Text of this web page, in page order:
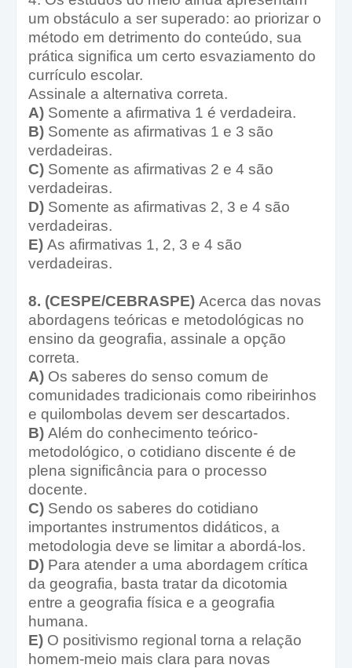
um obstáculo a ser superado: ao priorizar o
método em detrimento do conteúdo, sua
prática significa um certo esvaziamento do
currículo escolar.
Assinale a alternativa correta.
A) Somente a afirmativa 1 é verdadeira.
B) Somente as afirmativas 1 e 3 são
verdadeiras.
C) Somente as afirmativas 2 e 4 são
verdadeiras.
D) Somente as afirmativas 2, 3 e 4 são
verdadeiras.
E) As afirmativas 1, 2, 3 e 4 são
verdadeiras.
8. (CESPE/CEBRASPE) Acerca das novas
abordagens teóricas e metodológicas no
ensino da geografia, assinale a opção
correta.
A) Os saberes do senso comum de
comunidades tradicionais como ribeirinhos
e quilombolas devem ser descartados.
B) Além do conhecimento teórico-
metodológico, o cotidiano discente é de
plena significância para o processo
docente.
C) Sendo os saberes do cotidiano
importantes instrumentos didáticos, a
metodologia deve se limitar a abordá-los.
D) Para atender a uma abordagem crítica
da geografia, basta tratar da dicotomia
entre a geografia física e a geografia
humana.
E) O positivismo regional torna a relação
homem-meio mais clara para novas